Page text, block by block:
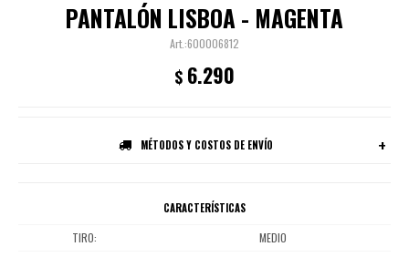
PANTALÓN LISBOA - MAGENTA
600006812
$ 6.290
MÉTODOS Y COSTOS DE ENVÍO
CARACTERÍSTICAS
TIRO
MEDIO